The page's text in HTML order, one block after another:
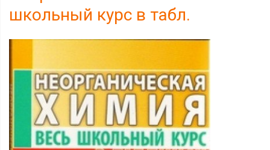
школьный курс в табл.